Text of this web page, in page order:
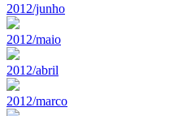
2012/junho
2012/maio
2012/abril
2012/marco